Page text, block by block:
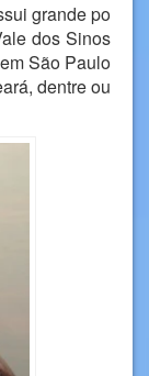
grande po
dos Sinos
São Paulo
dentre ou